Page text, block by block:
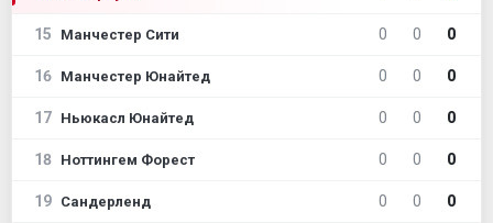
15 Манчестер Сити 0 0 0
16 Манчестер Юнайтед 0 0 0
17 Ньюкасл Юнайтед 0 0 0
18 Ноттингем Форест 0 0 0
19 Сандерленд 0 0 0